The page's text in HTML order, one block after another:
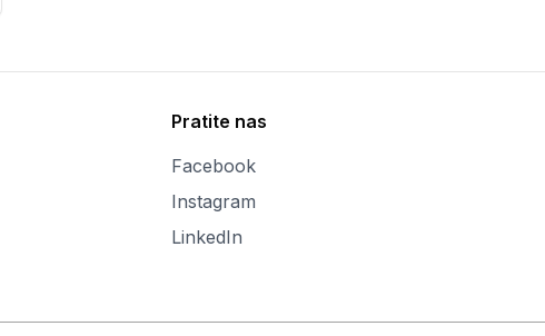
Pratite nas
Facebook
Instagram
LinkedIn